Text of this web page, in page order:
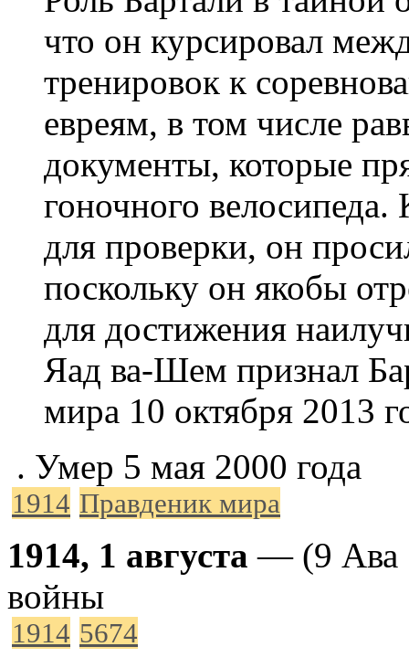
что он курсировал
тренировок к
евреям, в том числе
документы, которые
гоночного велосипеда.
для проверки, он
поскольку он якобы
для достижения
Яад ва-Шем признал
мира 10 октября 2013
. Умер 5 мая 2000 года
1914 Правденик мира
1914, 1 августа — (9 Ава
войны
1914 5674